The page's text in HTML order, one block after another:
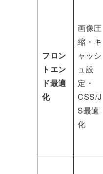
フロン
トエン
ド最適
化
画像圧
縮・キ
ャッシ
ュ設
定・
CSS/J
S最適
化